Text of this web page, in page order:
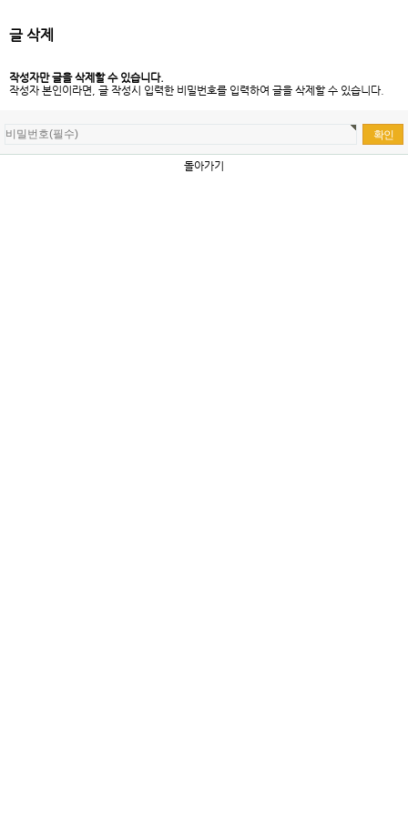
글 삭제
작성자만 글을 삭제할 수 있습니다.
작성자 본인이라면, 글 작성시 입력한 비밀번호를 입력하여 글을 삭제할 수 있습니다.
돌아가기